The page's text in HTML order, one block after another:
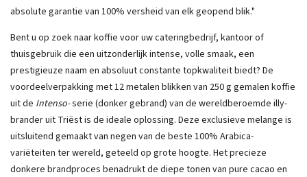
absolute garantie van 100% versheid van elk geopend blik."
Bent u op zoek naar koffie voor uw cateringbedrijf, kantoor of
thuisgebruik die een uitzonderlijk intense, volle smaak, een
prestigieuze naam en absoluut constante topkwaliteit biedt? De
voordeelverpakking met 12 metalen blikken van 250 g gemalen koffie
uit de Intenso-serie (donker gebrand) van de wereldberoemde illy-
brander uit Triëst is de ideale oplossing. Deze exclusieve melange is
uitsluitend gemaakt van negen van de beste 100% Arabica-
variëteiten ter wereld, geteeld op grote hoogte. Het precieze
donkere brandproces benadrukt de diepe tonen van pure cacao en